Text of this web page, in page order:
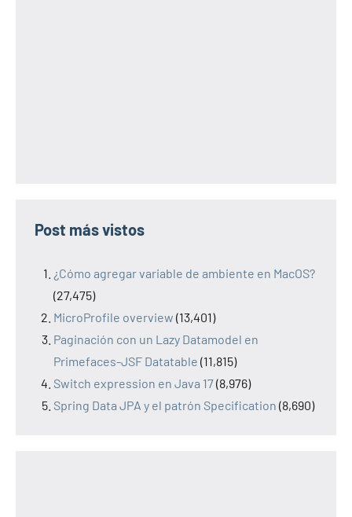
Post más vistos
¿Cómo agregar variable de ambiente en MacOS?
(27,475)
MicroProfile overview (13,401)
Paginación con un Lazy Datamodel en
Primefaces-JSF Datatable (11,815)
Switch expression en Java 17(8,976)
Spring Data JPA y el patrón Specification (8,690)